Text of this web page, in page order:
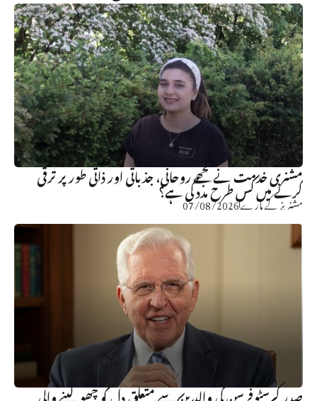
مشنری خدمت نے مجھے روحانی، جذباتی اور ذاتی طور پر ترقی
کرنے میں کس طرح مدد کی ہے؟
مشنریز کے بارے07/08/2026